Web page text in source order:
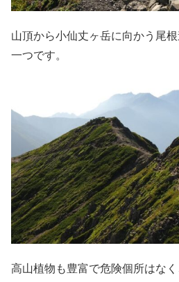
山頂から小仙丈ヶ岳に向かう尾
一つです。
高山植物も豊富で危険個所はな